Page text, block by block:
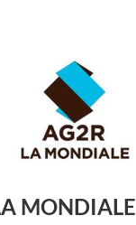
MONDIALE